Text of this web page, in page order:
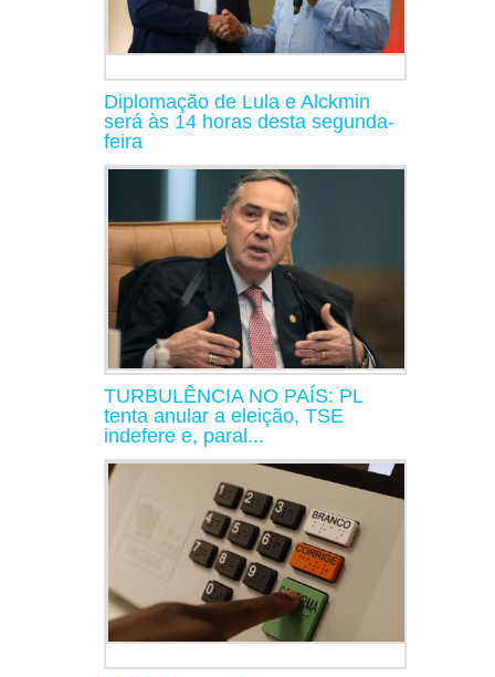
Diplomação de Lula e Alckmin
será às 14 horas desta segunda-
feira
TURBULÊNCIA NO PAÍS: PL
tenta anular a eleição, TSE
indefere e, paral...